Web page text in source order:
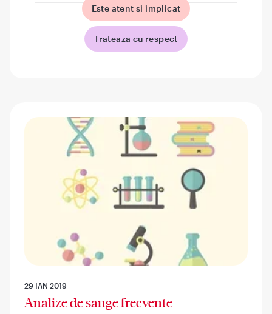
Este atent si implicat
Trateaza cu respect
29 IAN 2019
Analize de sange frecvente